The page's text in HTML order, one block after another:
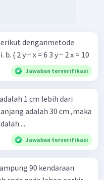
denganmetode
eliminasi dan metode substitusi. b. { 2 y − x = 6 3 y − 2 x = 10 ​
Jawaban terverifikasi
1 cm lebih dari
adalah 30 cm ,maka
....
Jawaban terverifikasi
90 kendaraan